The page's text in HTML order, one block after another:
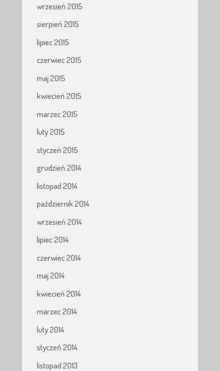
wrzesień 2015
sierpień 2015
lipiec 2015
czerwiec 2015
maj 2015
kwiecień 2015
marzec 2015
luty 2015
styczeń 2015
grudzień 2014
listopad 2014
październik 2014
wrzesień 2014
lipiec 2014
czerwiec 2014
maj 2014
kwiecień 2014
marzec 2014
luty 2014
styczeń 2014
listopad 2013